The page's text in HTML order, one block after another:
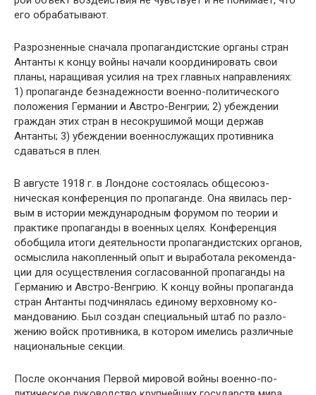
его обрабатывают.
Разрозненные сначала пропагандистские органы стран
Антанты к концу войны начали координировать свои
планы, наращивая усилия на трех главных направ­лениях:
1) пропаганде безнадежности военно-политиче­ского
положения Германии и Австро-Венгрии; 2) убеж­дении
граждан этих стран в несокрушимой мощи держав
Антанты; 3) убеждении военнослужащих противника
сдаваться в плен.
В августе 1918 г. в Лондоне состоялась общесоюз­
ническая конференция по пропаганде. Она явилась пер­
вым в истории международным форумом по теории и
практике пропаганды в военных целях. Конференция
обобщила итоги деятельности пропагандистских органов,
осмыслила накопленный опыт и выработала рекоменда­
ции для осуществления согласованной пропаганды на
Германию и Австро-Венгрию. К концу войны пропаган­да
стран Антанты подчинялась единому верховному ко­
мандованию. Был создан специальный штаб по разло­
жению войск противника, в котором имелись различные
национальные секции.
После окончания Первой мировой войны военно-по­